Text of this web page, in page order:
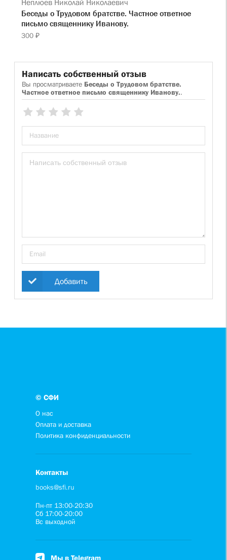
Неплюев Николай Николаевич
Беседы о Трудовом братстве. Частное ответное
письмо священнику Иванову.
300 ₽
Написать собственный отзыв
Вы просматриваете Беседы о Трудовом братстве.
Частное ответное письмо священнику Иванову..
Добавить
© СФИ
О нас
Оплата и доставка
Политика конфиденциальности
Контакты
books@sfi.ru
Пн-пт 13:00-20:30
Сб 17:00-20:00
Вс выходной
Мы в Telegram